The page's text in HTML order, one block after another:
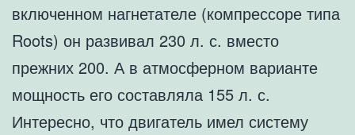
включенном нагнетателе (компрессоре типа
Roots) он развивал 230 л. с. вместо
прежних 200. А в атмосферном варианте
мощность его составляла 155 л. с.
Интересно, что двигатель имел систему